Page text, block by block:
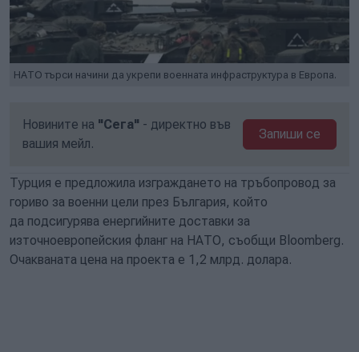
НАТО търси начини да укрепи военната инфраструктура в Европа.
Новините на "Сега" - директно във
вашия мейл.
Запиши се
Турция е предложила изграждането на тръбопровод за
гориво за военни цели през България, който
да подсигурява енергийните доставки за
източноевропейския фланг на НАТО, съобщи Bloomberg.
Очакваната цена на проекта е 1,2 млрд. долара.